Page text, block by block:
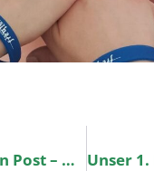
Wir haben Post – Die Sachspenden sind da